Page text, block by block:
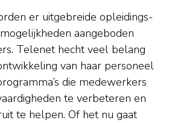
er uitgebreide opleidings-
aangeboden
Telenet hecht veel belang
van haar personeel
die medewerkers
te verbeteren en
te helpen. Of het nu gaat